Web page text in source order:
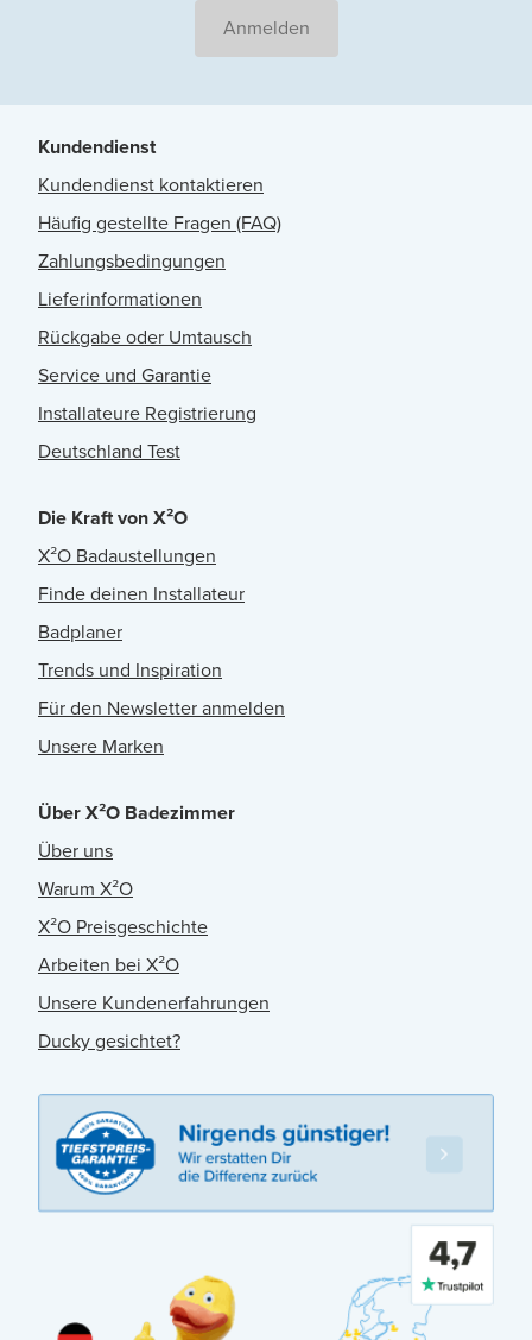
Anmelden
Kundendienst
Kundendienst kontaktieren
Häufig gestellte Fragen (FAQ)
Zahlungsbedingungen
Lieferinformationen
Rückgabe oder Umtausch
Service und Garantie
Installateure Registrierung
Deutschland Test
Die Kraft von X²O
X²O Badaustellungen
Finde deinen Installateur
Badplaner
Trends und Inspiration
Für den Newsletter anmelden
Unsere Marken
Über X²O Badezimmer
Über uns
Warum X²O
X²O Preisgeschichte
Arbeiten bei X²O
Unsere Kundenerfahrungen
Ducky gesichtet?